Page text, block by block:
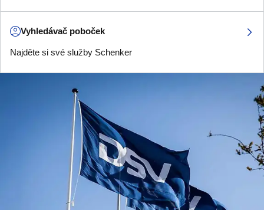
Vyhledávač poboček
Najděte si své služby Schenker